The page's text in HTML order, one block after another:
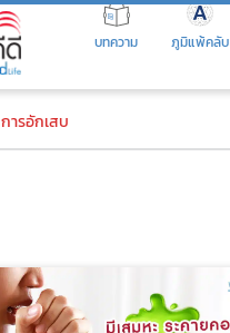
บทความ ภูมิแพ้คลับ
การอักเสบ